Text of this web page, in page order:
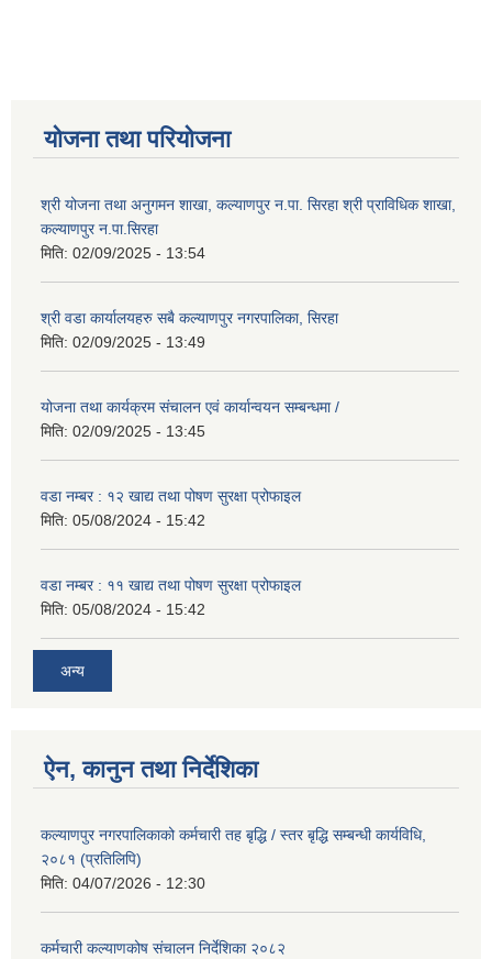
योजना तथा परियोजना
श्री योजना तथा अनुगमन शाखा, कल्याणपुर न.पा. सिरहा श्री प्राविधिक शाखा,
कल्याणपुर न.पा.सिरहा
मिति: 02/09/2025 - 13:54
श्री वडा कार्यालयहरु सबै कल्याणपुर नगरपालिका, सिरहा
मिति: 02/09/2025 - 13:49
योजना तथा कार्यक्रम संचालन एवं कार्यान्वयन सम्बन्धमा /
मिति: 02/09/2025 - 13:45
वडा नम्बर : १२ खाद्य तथा पोषण सुरक्षा प्रोफाइल
मिति: 05/08/2024 - 15:42
वडा नम्बर : ११ खाद्य तथा पोषण सुरक्षा प्रोफाइल
मिति: 05/08/2024 - 15:42
अन्य
ऐन, कानुन तथा निर्देशिका
कल्याणपुर नगरपालिकाको कर्मचारी तह बृद्धि / स्तर बृद्धि सम्बन्धी कार्यविधि,
२०८१ (प्रतिलिपि)
मिति: 04/07/2026 - 12:30
कर्मचारी कल्याणकोष संचालन निर्देशिका २०८२